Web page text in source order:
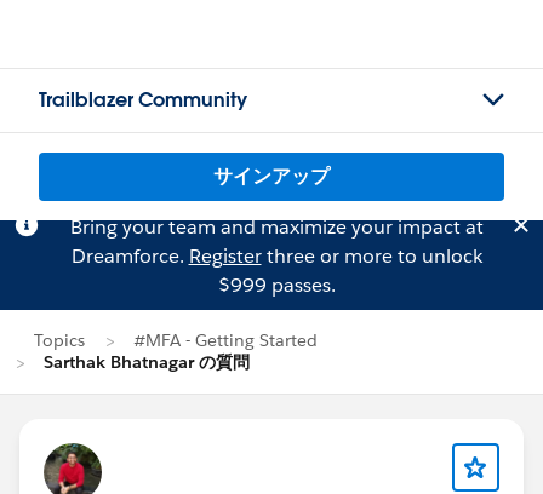
Trailblazer Community
サインアップ
Bring your team and maximize your impact at
Dreamforce. Registerthree or more to unlock
$999 passes.
Topics
#MFA - Getting Started
Sarthak Bhatnagar の質問